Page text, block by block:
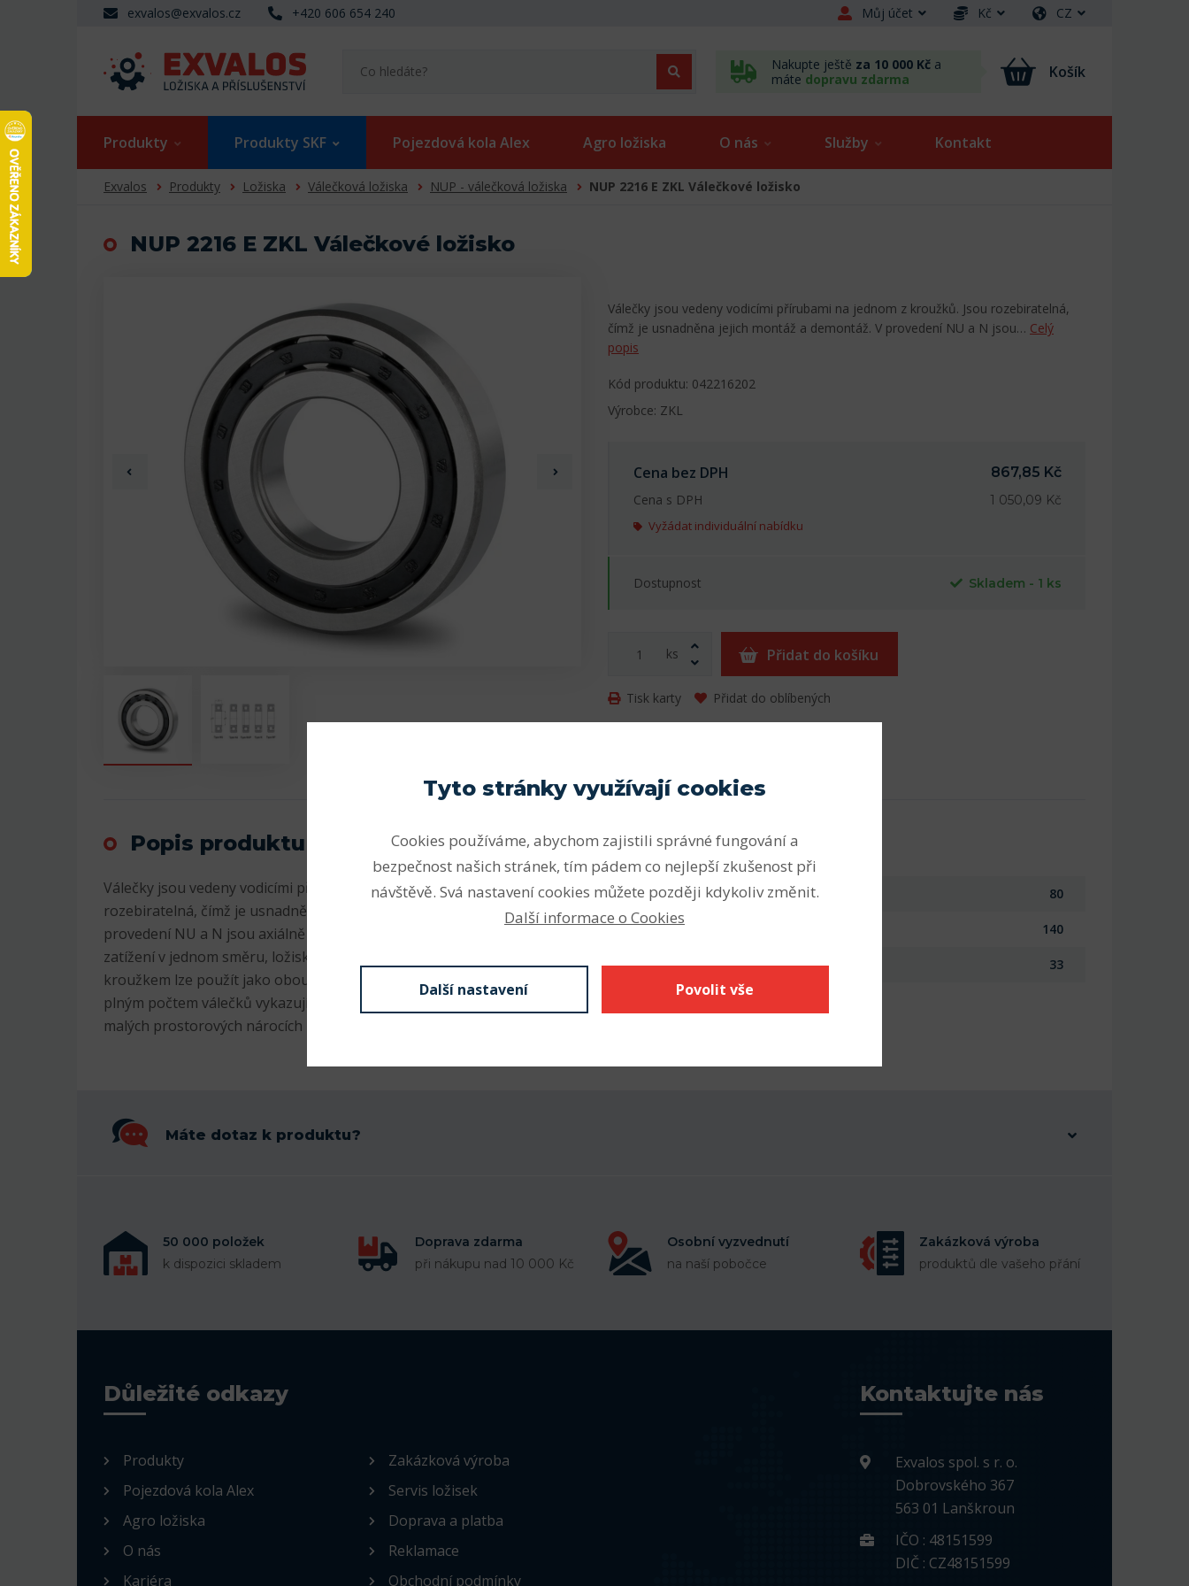
exvalos@exvalos.cz +420 606 654 240 Můj účet Kč CZ
Nakupte ještě za 10 000 Kč a
máte dopravu zdarma Košík
Produkty Produkty SKF Pojezdová kola Alex Agro ložiska O nás Služby Kontakt
Exvalos Produkty Ložiska Válečková ložiska NUP - válečková ložiska NUP 2216 E ZKL Válečkové ložisko
NUP 2216 E ZKL Válečkové ložisko
Válečky jsou vedeny vodicími přírubami na jednom z kroužků. Jsou rozebiratelná,
čímž je usnadněna jejich montáž a demontáž. V provedení NU a N jsou… Celý
popis
Kód produktu: 042216202
Výrobce: ZKL
Cena bez DPH
867,85 Kč
Cena s DPH
1 050,09 Kč
Vyžádat individuální nabídku
Dostupnost Skladem - 1 ks
ks Přidat do košíku
Tisk karty Přidat do oblíbených
Popis produktu
Válečky jsou vedeny vodicími přírubami na jednom z kroužků. Jsou
rozebiratelná, čímž je usnadněna jejich montáž a demontáž. V
provedení NU a N jsou axiálně volná ložiska, typ NJ zachycuje axiální
zatížení v jednom směru, ložiska s označením NUP, popř. NJ s příložným
kroužkem lze použít jako obousměrně axiální vodicí ložisko. Ložiska s
plným počtem válečků vykazují zvláště vysokou únosnost při relativně
malých prostorových nárocích - označení NCF nebo NJG.
Parametry
Vnitřní průměr (mm) 80
Vnější průměr (mm) 140
Šířka (mm) 33
Máte dotaz k produktu?
50 000 položek
k dispozici skladem
Doprava zdarma
při nákupu nad 10 000 Kč
Osobní vyzvednutí
na naší pobočce
Zakázková výroba
produktů dle vašeho přání
Důležité odkazy
Produkty
Pojezdová kola Alex
Agro ložiska
O nás
Kariéra
Zakázková výroba
Servis ložisek
Doprava a platba
Reklamace
Obchodní podmínky
Kontaktujte nás
Exvalos spol. s r. o.
Dobrovského 367
563 01 Lanškroun
IČO : 48151599
DIČ : CZ48151599
Tyto stránky využívají cookies
Cookies používáme, abychom zajistili správné fungování a
bezpečnost našich stránek, tím pádem co nejlepší zkušenost při
návštěvě. Svá nastavení cookies můžete později kdykoliv změnit.
Další informace o Cookies
Další nastavení Povolit vše